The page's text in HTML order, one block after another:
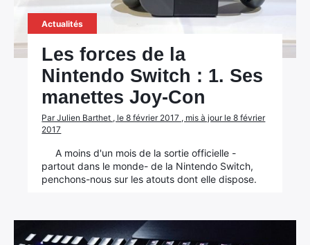
Actualités
Les forces de la
Nintendo Switch : 1. Ses
manettes Joy-Con
Par Julien Barthet , le 8 février 2017 , mis à jour le 8 février
2017
A moins d'un mois de la sortie officielle -
partout dans le monde- de la Nintendo Switch,
penchons-nous sur les atouts dont elle dispose.